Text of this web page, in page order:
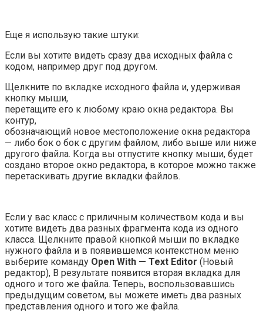
Еще я использую такие штуки:
Если вы хотите видеть сразу два исходных файла с
кодом, например друг под другом.
Щелкните по вкладке исходного файла и, удерживая
кнопку мыши,
перетащите его к любому краю окна редактора. Вы
контур,
обозначающий новое местоположение окна редактора
— либо бок о бок с другим файлом, либо выше или ниже
другого файла. Когда вы отпустите кнопку мыши, будет
создано второе окно редактора, в которое можно также
перетаскивать другие вкладки файлов.
Если у вас класс с приличным количеством кода и вы
хотите видеть два разных фрагмента кода из одного
класса. Щелкните правой кнопкой мыши по вкладке
нужного файла и в появившемся контекстном меню
выберите команду Open With — Text Editor (Новый
редактор), В результате появится вторая вкладка для
одного и того же файла. Теперь, воспользовавшись
предыдущим советом, вы можете иметь два разных
представления одного и того же файла.